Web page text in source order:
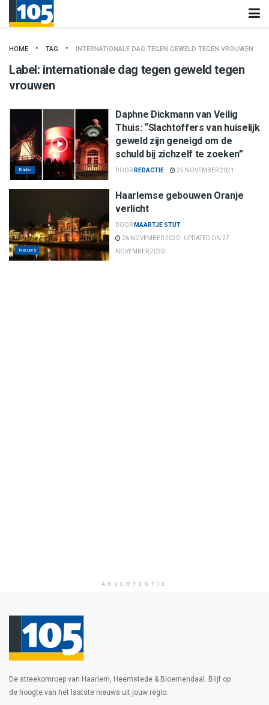
HOME TAG INTERNATIONALE DAG TEGEN GEWELD TEGEN VROUWEN
Label: internationale dag tegen geweld tegen
vrouwen
Radio
Daphne Dickmann van Veilig
Thuis: “Slachtoffers van huiselijk
geweld zijn geneigd om de
schuld bij zichzelf te zoeken”
DOOR REDACTIE 25 NOVEMBER 2021
Nieuws
Haarlemse gebouwen Oranje
verlicht
DOOR MAARTJE STUT
26 NOVEMBER 2020 - UPDATED ON 27
NOVEMBER 2020
ADVERTENTIE
De streekomroep van Haarlem, Heemstede & Bloemendaal. Blijf op
de hoogte van het laatste nieuws uit jouw regio.